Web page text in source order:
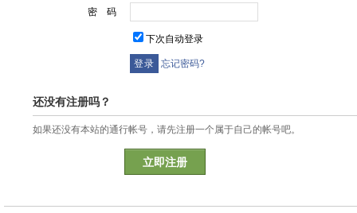
密 码
下次自动登录
忘记密码?
还没有注册吗？
如果还没有本站的通行帐号，请先注册一个属于自己的帐号吧。
立即注册